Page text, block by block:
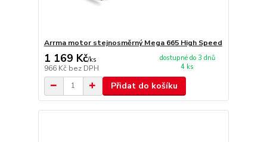
Arrma motor stejnosměrný Mega 665 High Speed
1 169 Kč/ks
966 Kč bez DPH
dostupné do 3 dnů
4 ks
Přidat do košíku